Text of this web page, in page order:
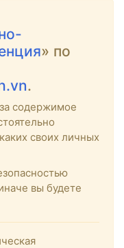
» по
.
содержимое
своих личных
вы будете